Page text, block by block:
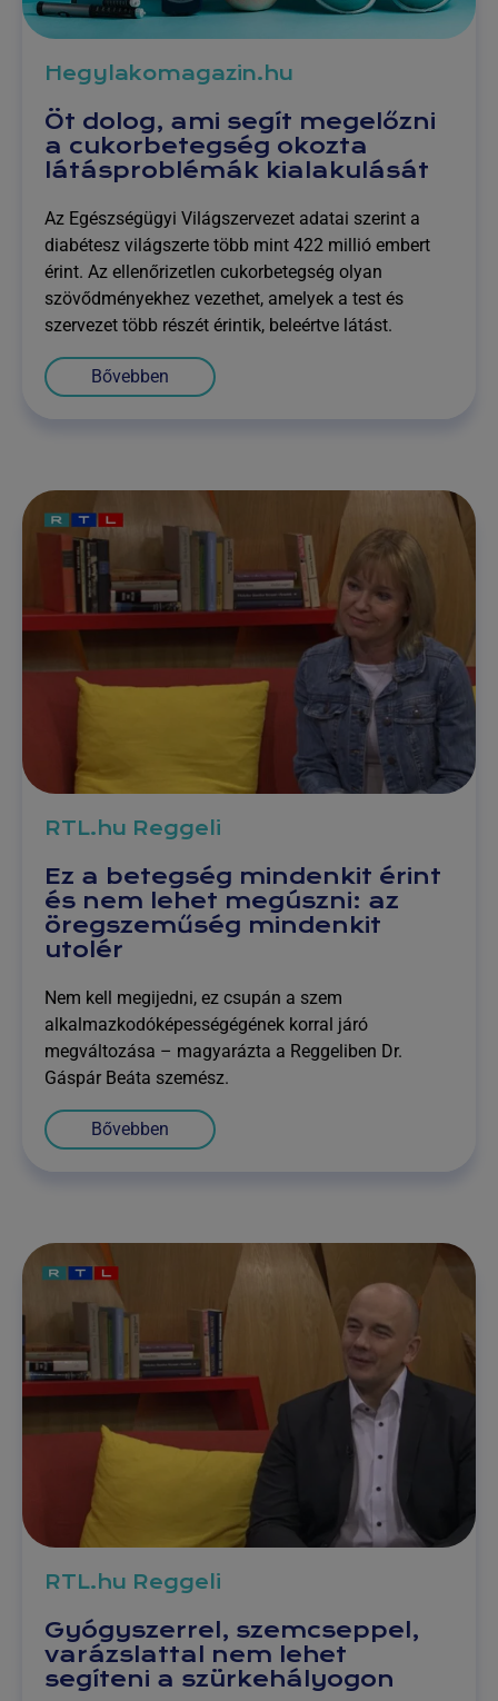
Hegylakomagazin.hu
Öt dolog, ami segít megelőzni
a cukorbetegség okozta
látásproblémák kialakulását
Az Egészségügyi Világszervezet adatai szerint a
diabétesz világszerte több mint 422 millió embert
érint. Az ellenőrizetlen cukorbetegség olyan
szövődményekhez vezethet, amelyek a test és
szervezet több részét érintik, beleértve látást.
Bővebben
RTL.hu Reggeli
Ez a betegség mindenkit érint
és nem lehet megúszni: az
öregszeműség mindenkit
utolér
Nem kell megijedni, ez csupán a szem
alkalmazkodóképességégének korral járó
megváltozása – magyarázta a Reggeliben Dr.
Gáspár Beáta szemész.
Bővebben
RTL.hu Reggeli
Gyógyszerrel, szemcseppel,
varázslattal nem lehet
segíteni a szürkehályogon